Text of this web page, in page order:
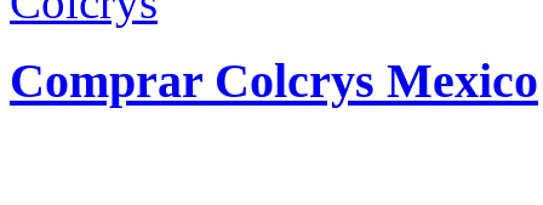
Comprar Colcrys Mexico